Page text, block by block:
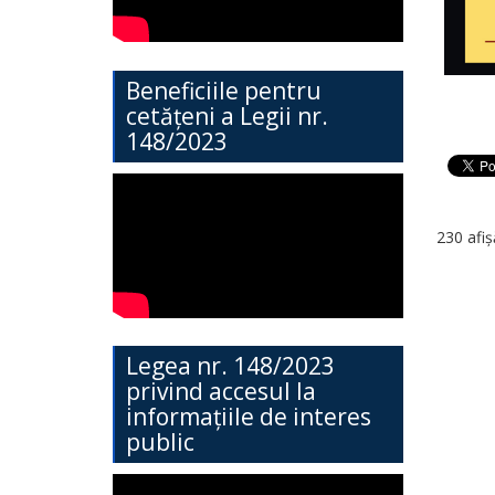
Direcția
Învățământ
General
Cimișlia
Investiții
Turism
Direcția
Dezvoltare
Beneficiile pentru
cetățeni a Legii nr.
148/2023
Legea nr. 148/2023
privind accesul la
informațiile de interes
public
230